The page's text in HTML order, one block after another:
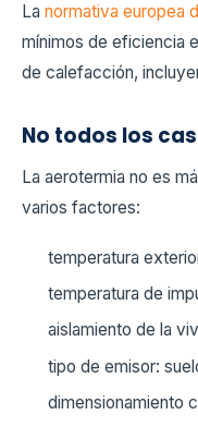
La normativa europea
mínimos de eficiencia
de calefacción,
No todos los
La aerotermia no es
varios factores:
temperatura
temperatura de
aislamiento de la
tipo de emisor:
dimensionamiento